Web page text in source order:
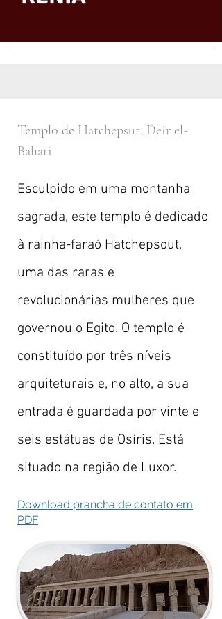
Templo de Hatchepsut, Deir el-
Bahari
Esculpido em uma montanha
sagrada, este templo é dedicado
à rainha-faraó Hatchepsout,
uma das raras e
revolucionárias mulheres que
governou o Egito. O templo é
constituído por três níveis
arquiteturais e, no alto, a sua
entrada é guardada por vinte e
seis estátuas de Osíris. Está
situado na região de Luxor.
Download prancha de contato em
PDF